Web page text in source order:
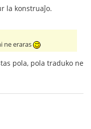
la konstruaĵo.
ne eraras
pola, pola traduko ne